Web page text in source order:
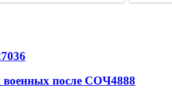
военных после СОЧ4888